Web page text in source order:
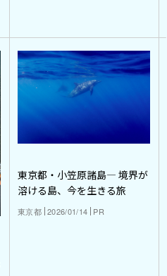
東京都・小笠原諸島― 境界が
溶ける島、今を生きる旅
東京都 2026/01/14 PR